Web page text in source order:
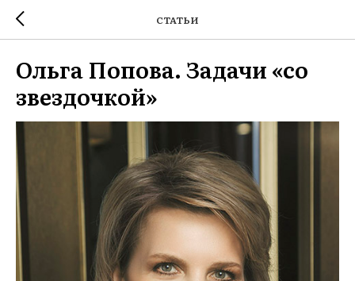
СТАТЬИ
Ольга Попова. Задачи «со
звездочкой»